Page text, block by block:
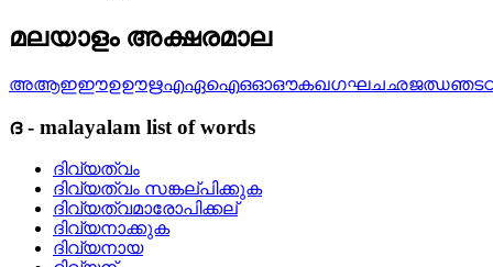
മലയാളം അക്ഷരമാല
അആഇഈഉഊഋഎഏഐഒഓഔകഖഗഘചഛജഝഞട
ദ- malayalam list of words
ദിവ്യത്വം
ദിവ്യത്വം സങ്കല്‌പിക്കുക
ദിവ്യത്വമാരോപിക്കല്
ദിവ്യനാക്കുക
ദിവ്യനായ